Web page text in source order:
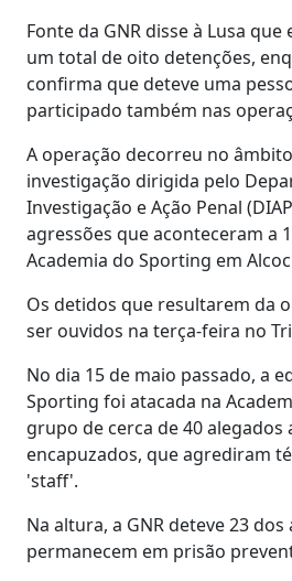
Fonte da GNR disse à Lusa
um total de oito detenções,
confirma que deteve uma
participado também nas
A operação decorreu no
investigação dirigida pelo
Investigação e Ação Penal
agressões que aconteceram a
Academia do Sporting em
Os detidos que resultarem da
ser ouvidos na terça-feira no
No dia 15 de maio passado, a
Sporting foi atacada na
grupo de cerca de 40 alegados
encapuzados, que agrediram
'staff'.
Na altura, a GNR deteve 23
permanecem em prisão